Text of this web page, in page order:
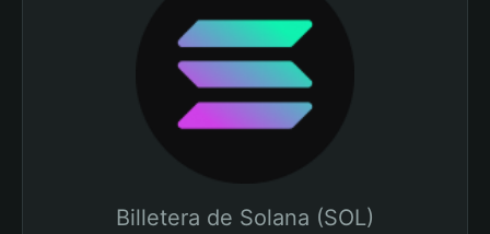
Billetera de Solana (SOL)